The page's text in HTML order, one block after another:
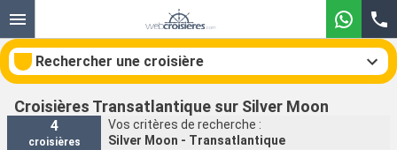
Rechercher une croisière
Croisières Transatlantique sur Silver Moon
4
croisières
Vos critères de recherche :
Silver Moon - Transatlantique